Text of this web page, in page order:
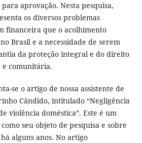
aprovação. Nesta pesquisa,
os diversos problemas
financeira que o acolhimento
Brasil e a necessidade de serem
da proteção integral e do direito
comunitária.
se o artigo de nossa assistente de
Cândido, intitulado “Negligência
violência doméstica”. Este é um
seu objeto de pesquisa e sobre
alguns anos. No artigo